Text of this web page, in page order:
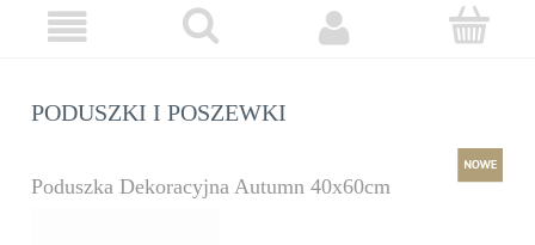
PODUSZKI I POSZEWKI
Poduszka Dekoracyjna Autumn 40x60cm